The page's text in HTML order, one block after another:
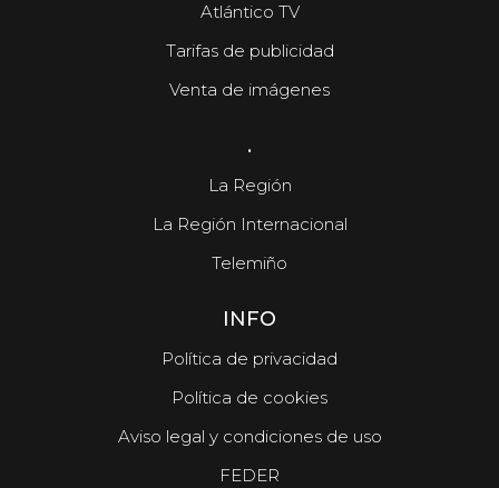
Atlántico TV
Tarifas de publicidad
Venta de imágenes
.
La Región
La Región Internacional
Telemiño
INFO
Política de privacidad
Política de cookies
Aviso legal y condiciones de uso
FEDER